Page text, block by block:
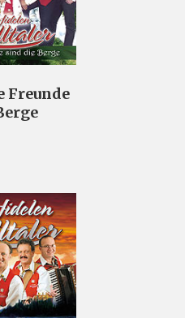
Freunde